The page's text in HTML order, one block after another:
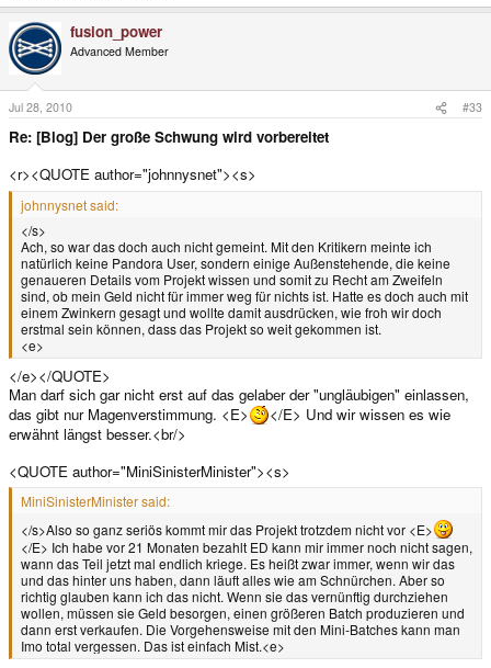
fusion_power
Advanced Member
Jul 28, 2010 #33
Re: [Blog] Der große Schwung wird vorbereitet
<r><QUOTE author="johnnysnet"><s>
johnnysnet said:
</s>
Ach, so war das doch auch nicht gemeint. Mit den Kritikern meinte ich
natürlich keine Pandora User, sondern einige Außenstehende, die keine
genaueren Details vom Projekt wissen und somit zu Recht am Zweifeln
sind, ob mein Geld nicht für immer weg für nichts ist. Hatte es doch auch mit
einem Zwinkern gesagt und wollte damit ausdrücken, wie froh wir doch
erstmal sein können, dass das Projekt so weit gekommen ist.
<e>
</e></QUOTE>
Man darf sich gar nicht erst auf das gelaber der "ungläubigen" einlassen,
das gibt nur Magenverstimmung. <E>
</E> Und wir wissen es wie
erwähnt längst besser.<br/>
<QUOTE author="MiniSinisterMinister"><s>
MiniSinisterMinister said:
</s>Also so ganz seriös kommt mir das Projekt trotzdem nicht vor <E>
</E> Ich habe vor 21 Monaten bezahlt ED kann mir immer noch nicht sagen,
wann das Teil jetzt mal endlich kriege. Es heißt zwar immer, wenn wir das
und das hinter uns haben, dann läuft alles wie am Schnürchen. Aber so
richtig glauben kann ich das nicht. Wenn sie das vernünftig durchziehen
wollen, müssen sie Geld besorgen, einen größeren Batch produzieren und
dann erst verkaufen. Die Vorgehensweise mit den Mini-Batches kann man
Imo total vergessen. Das ist einfach Mist.<e>